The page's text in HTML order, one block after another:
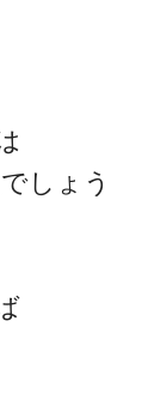
しょう